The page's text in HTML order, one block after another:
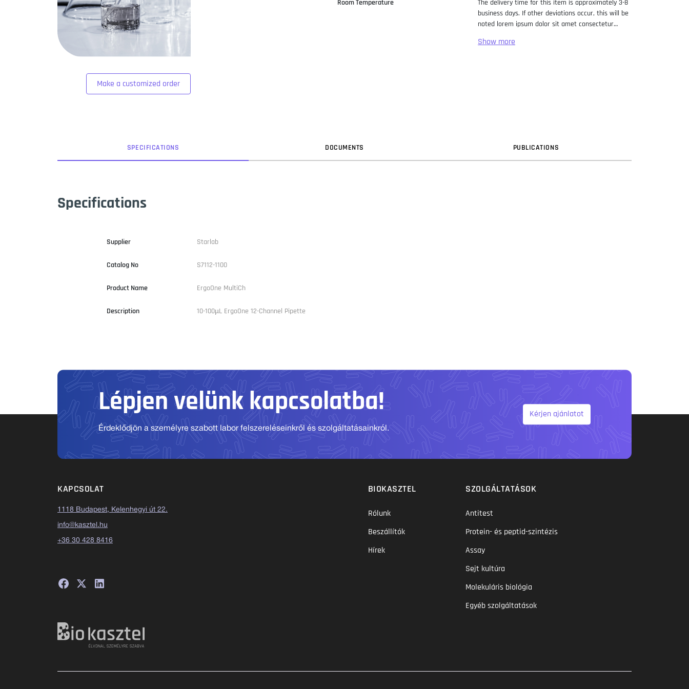
Make a customized order
Room Temperature
The delivery time for this item is approximately 3-8
business days. If other deviations occur, this will be
noted lorem ipsum dolor sit amet consectetur
standard dummy text ever since the 1500s, when
SPECIFICATIONS DOCUMENTS PUBLICATIONS
Specifications
Supplier Starlab
Catalog No S7112-1100
Product Name ErgoOne MultiCh
Description 10-100µL ErgoOne 12-Channel Pipette
Lépjen velünk kapcsolatba!
Érdeklődjön a személyre szabott labor felszereléseinkről és szolgáltatásainkról.
Kérjen ajánlatot
KAPCSOLAT
1118 Budapest, Kelenhegyi út 22.
info@kasztel.hu
+36 30 428 8416
BIOKASZTEL
Rólunk
Beszállítók
Hírek
SZOLGÁLTATÁSOK
Antitest
Protein- és peptid-szintézis
Assay
Sejt kultúra
Molekuláris biológia
Egyéb szolgáltatások